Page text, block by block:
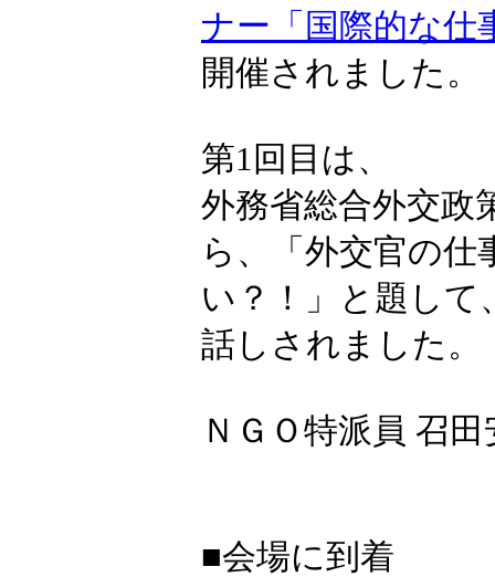
ナー「国際的な仕
開催されました。
第1回目は、
外務省総合外交政
ら、「外交官の
い？！」と題して
話しされました。
ＮＧＯ特派員 召
■会場に到着